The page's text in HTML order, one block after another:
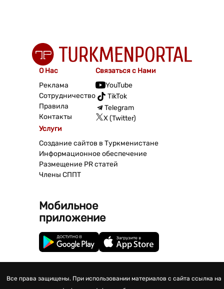
О Нас
Реклама
Сотрудничество
Правила
Контакты
Связаться с Нами
YouTube
TikTok
Telegram
X (Twitter)
Услуги
Создание сайтов в Туркменистане
Информационное обеспечение
Размещение PR статей
Члены СППТ
Мобильное
приложение
Все права защищены. При использовании материалов с сайта ссылка на